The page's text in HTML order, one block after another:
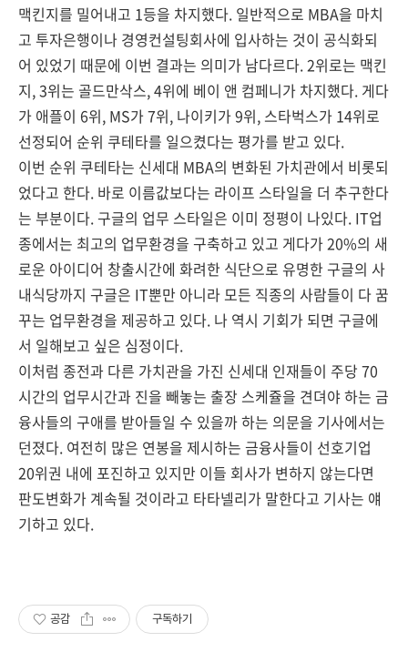
맥킨지를 밀어내고 1등을 차지했다. 일반적으로 MBA을 마치
고 투자은행이나 경영컨설팅회사에 입사하는 것이 공식화되
어 있었기 때문에 이번 결과는 의미가 남다르다. 2위로는 맥킨
지, 3위는 골드만삭스, 4위에 베이 앤 컴페니가 차지했다. 게다
가 애플이 6위, MS가 7위, 나이키가 9위, 스타벅스가 14위로
선정되어 순위 쿠테타를 일으켰다는 평가를 받고 있다.
이번 순위 쿠테타는 신세대 MBA의 변화된 가치관에서 비롯되
었다고 한다. 바로 이름값보다는 라이프 스타일을 더 추구한다
는 부분이다. 구글의 업무 스타일은 이미 정평이 나있다. IT업
종에서는 최고의 업무환경을 구축하고 있고 게다가 20%의 새
로운 아이디어 창출시간에 화려한 식단으로 유명한 구글의 사
내식당까지 구글은 IT뿐만 아니라 모든 직종의 사람들이 다 꿈
꾸는 업무환경을 제공하고 있다. 나 역시 기회가 되면 구글에
서 일해보고 싶은 심정이다.
이처럼 종전과 다른 가치관을 가진 신세대 인재들이 주당 70
시간의 업무시간과 진을 빼놓는 출장 스케쥴을 견뎌야 하는 금
융사들의 구애를 받아들일 수 있을까 하는 의문을 기사에서는
던졌다. 여전히 많은 연봉을 제시하는 금융사들이 선호기업
20위권 내에 포진하고 있지만 이들 회사가 변하지 않는다면
판도변화가 계속될 것이라고 타타넬리가 말한다고 기사는 얘
기하고 있다.
공감 구독하기